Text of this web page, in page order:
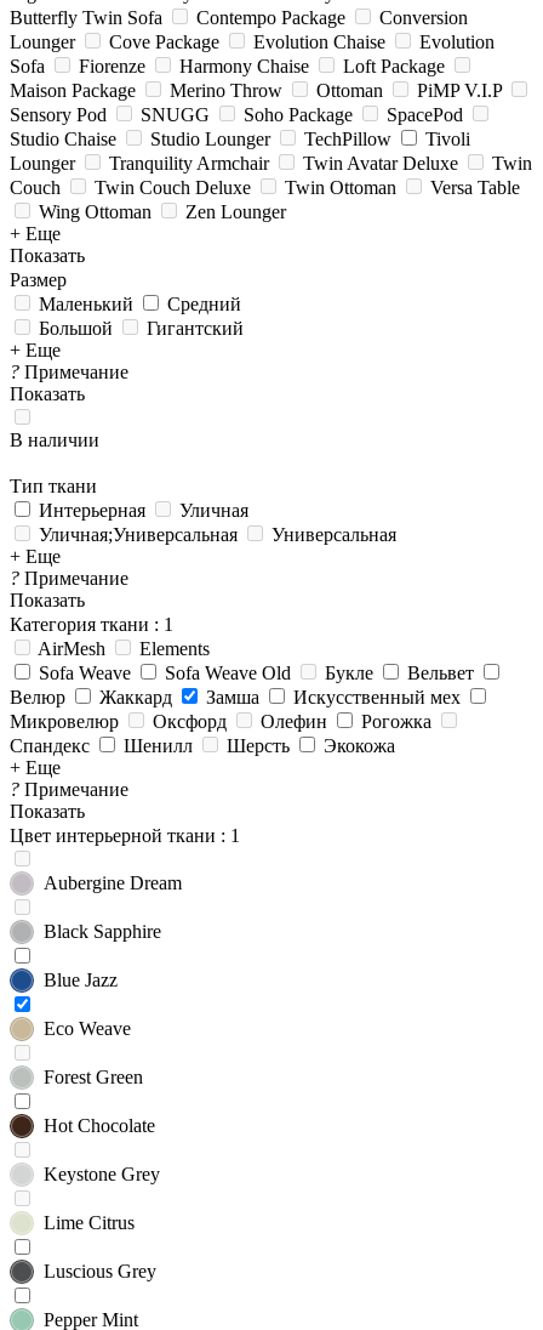
Butterfly Twin Sofa
Contempo Package
Conversion
Lounger
Cove Package Evolution Chaise
Evolution
Sofa
Fiorenze Harmony Chaise
Loft Package
Maison Package
Merino Throw Ottoman
PiMP V.I.P
Sensory Pod
SNUGG Soho Package
SpacePod
Studio Chaise
Studio Lounger TechPillow
Tivoli
Lounger
Tranquility Armchair Twin Avatar Deluxe
Twin
Couch
Twin Couch Deluxe Twin Ottoman
Versa Table
Wing Ottoman
Zen Lounger
+ Еще
Показать
Размер
Маленький
Средний
Большой
Гигантский
+ Еще
? Примечание
Показать
В наличии
Тип ткани
Интерьерная
Уличная
Уличная;Универсальная
Универсальная
+ Еще
? Примечание
Показать
Категория ткани : 1
AirMesh
Elements
Sofa Weave
Sofa Weave Old Букле
Вельвет
Велюр
Жаккард Замша
Искусственный мех
Микровелюр
Оксфорд Олефин
Рогожка
Спандекс
Шенилл Шерсть
Экокожа
+ Еще
? Примечание
Показать
Цвет интерьерной ткани : 1
Aubergine Dream
Black Sapphire
Blue Jazz
Eco Weave
Forest Green
Hot Chocolate
Keystone Grey
Lime Citrus
Luscious Grey
Pepper Mint